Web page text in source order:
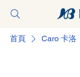
首頁 Caro 卡洛